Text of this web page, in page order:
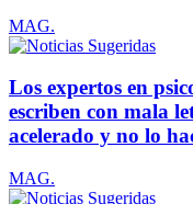
MAG.
Los expertos en
escriben con mala
acelerado y no lo
MAG.